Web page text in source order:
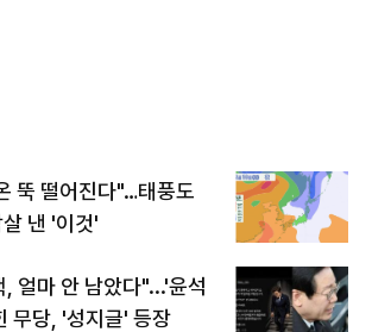
뚝 떨어진다"…태풍도
낸 '이것'
얼마 안 남았다"...'윤석
무당, '성지글' 등장